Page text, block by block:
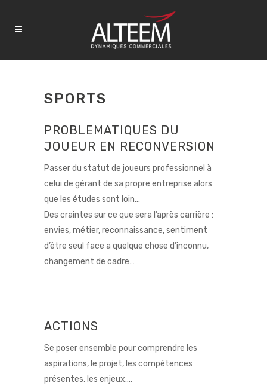
SPORTS
PROBLEMATIQUES DU
JOUEUR EN RECONVERSION
Passer du statut de joueurs professionnel à
celui de gérant de sa propre entreprise alors
que les études sont loin…
Des craintes sur ce que sera l’après carrière :
envies, métier, reconnaissance, sentiment
d’être seul face a quelque chose d’inconnu,
changement de cadre…
ACTIONS
Se poser ensemble pour comprendre les
aspirations, le projet, les compétences
présentes, les enjeux….